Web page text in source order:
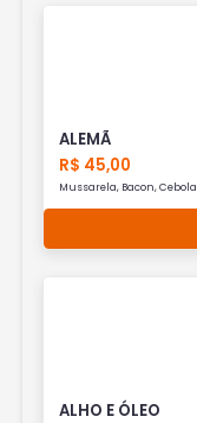
ALEMÃ
R$ 45,00
Mussarela, Bacon, Cebola
ALHO E ÓLEO